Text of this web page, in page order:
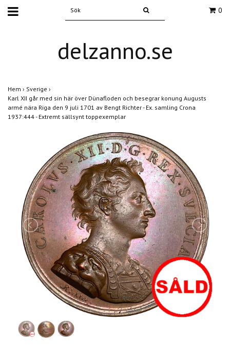
0
delzanno.se
Hem › Sverige ›
Karl XII går med sin här över Dünafloden och besegrar konung Augusts
armé nära Riga den 9 juli 1701 av Bengt Richter - Ex. samling Crona
1937:444 - Extremt sällsynt toppexemplar